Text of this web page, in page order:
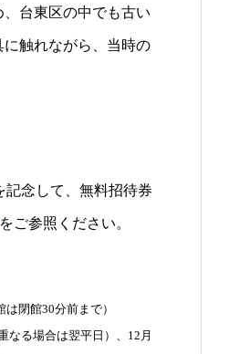
台東区の中でも古い
触れながら、当時の
記念して、無料招待券
をご参照ください。
閉館30分前まで）
る場合は翌平日）、12月